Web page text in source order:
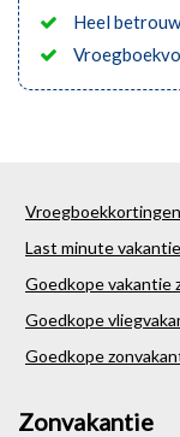
Heel
Last minute vakantie
Goedkope vakantie
Goedkope
Goedkope
Zonvakantie